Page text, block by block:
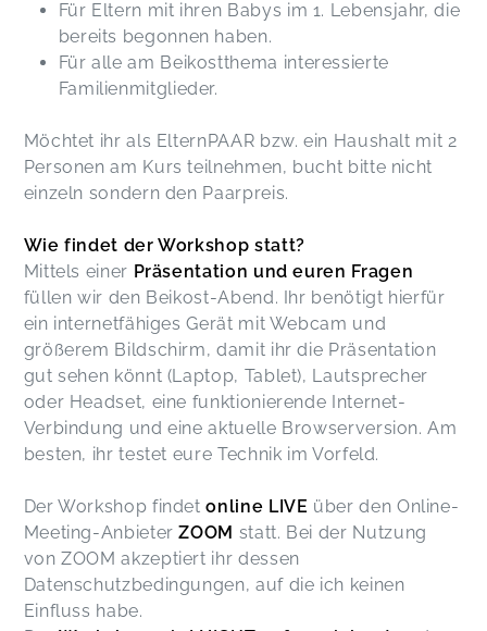
Für Eltern mit ihren Babys im 1. Lebensjahr, die
bereits begonnen haben.
Für alle am Beikostthema interessierte
Familienmitglieder.
Möchtet ihr als ElternPAAR bzw. ein Haushalt mit 2
Personen am Kurs teilnehmen, bucht bitte nicht
einzeln sondern den Paarpreis.
Wie findet der Workshop statt?
Mittels einer Präsentation und euren Fragen
füllen wir den Beikost-Abend. Ihr benötigt hierfür
ein internetfähiges Gerät mit Webcam und
größerem Bildschirm, damit ihr die Präsentation
gut sehen könnt (Laptop, Tablet), Lautsprecher
oder Headset, eine funktionierende Internet-
Verbindung und eine aktuelle Browserversion. Am
besten, ihr testet eure Technik im Vorfeld.
Der Workshop findetonline LIVE über den Online-
Meeting-Anbieter ZOOM statt. Bei der Nutzung
von ZOOM akzeptiert ihr dessen
Datenschutzbedingungen, auf die ich keinen
Einfluss habe.